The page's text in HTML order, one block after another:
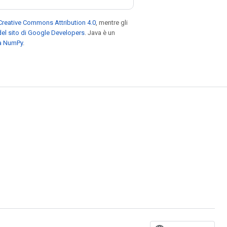
Commons Attribution 4.0 , mentre gli
sito di Google Developers . Java è un
NumPy.